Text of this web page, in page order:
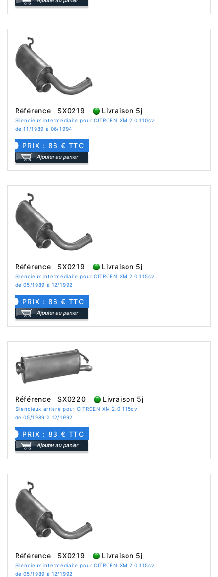
Référence : SX0219 Livraison 5j
Silencieux intermédiaire pour CITROEN XM 2.0 110cv
de 11/1989 à 06/1994
PRIX : 86 € TTC
Référence : SX0219 Livraison 5j
Silencieux intermédiaire pour CITROEN XM 2.0 115cv
de 05/1989 à 12/1992
PRIX : 86 € TTC
Référence : SX0220 Livraison 5j
Silencieux arriere pour CITROEN XM 2.0 115cv
de 05/1989 à 12/1992
PRIX : 83 € TTC
Référence : SX0219 Livraison 5j
Silencieux intermédiaire pour CITROEN XM 2.0 115cv
de 05/1989 à 12/1992